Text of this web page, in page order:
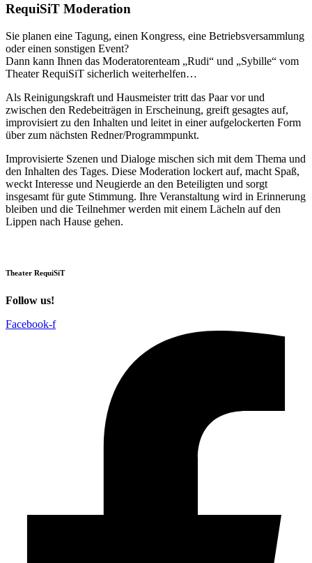
RequiSiT Moderation
Sie planen eine Tagung, einen Kongress, eine Betriebsversammlung
oder einen sonstigen Event?
Dann kann Ihnen das Moderatorenteam „Rudi“ und „Sybille“ vom
Theater RequiSiT sicherlich weiterhelfen…
Als Reinigungskraft und Hausmeister tritt das Paar vor und
zwischen den Redebeiträgen in Erscheinung, greift gesagtes auf,
improvisiert zu den Inhalten und leitet in einer aufgelockerten Form
über zum nächsten Redner/Programmpunkt.
Improvisierte Szenen und Dialoge mischen sich mit dem Thema und
den Inhalten des Tages. Diese Moderation lockert auf, macht Spaß,
weckt Interesse und Neugierde an den Beteiligten und sorgt
insgesamt für gute Stimmung. Ihre Veranstaltung wird in Erinnerung
bleiben und die Teilnehmer werden mit einem Lächeln auf den
Lippen nach Hause gehen.
Theater RequiSiT
Follow us!
Facebook-f